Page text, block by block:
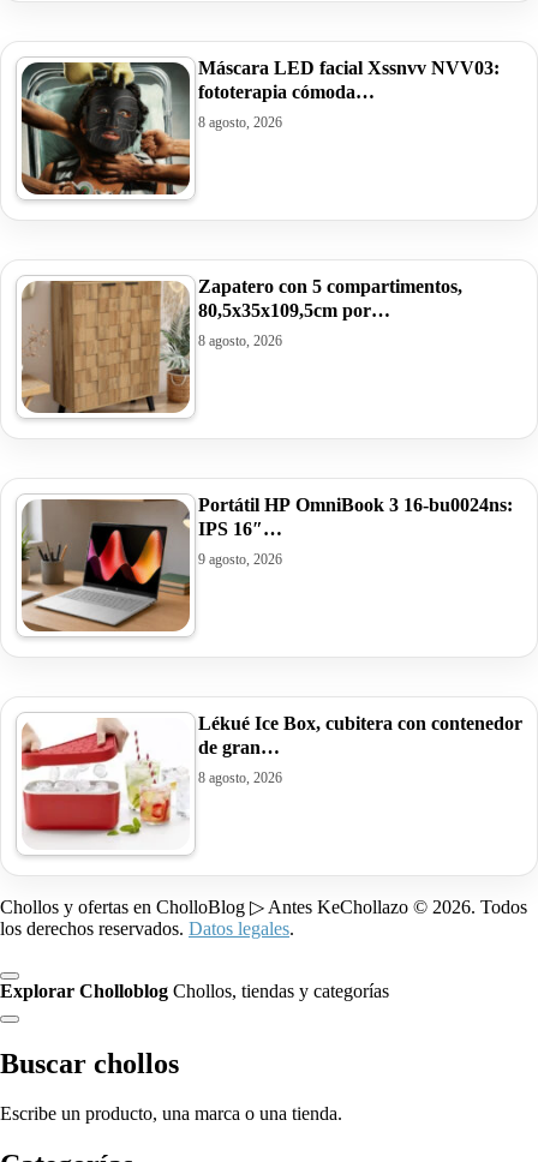
Máscara LED facial Xssnvv NVV03:
fototerapia cómoda…
8 agosto, 2026
Zapatero con 5 compartimentos,
80,5x35x109,5cm por…
8 agosto, 2026
Portátil HP OmniBook 3 16-bu0024ns:
IPS 16″…
9 agosto, 2026
Lékué Ice Box, cubitera con contenedor
de gran…
8 agosto, 2026
Chollos y ofertas en CholloBlog ▷ Antes KeChollazo © 2026. Todos
los derechos reservados. Datos legales.
Explorar Cholloblog Chollos, tiendas y categorías
Buscar chollos
Escribe un producto, una marca o una tienda.